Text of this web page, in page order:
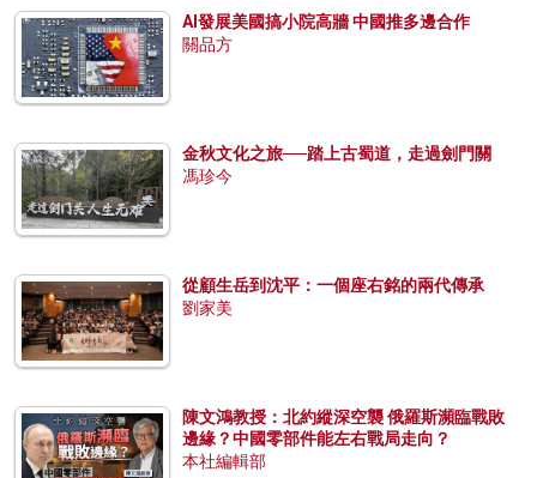
AI發展美國搞小院高牆 中國推多邊合作
關品方
金秋文化之旅──踏上古蜀道，走過劍門關
馮珍今
從顧生岳到沈平：一個座右銘的兩代傳承
劉家美
陳文鴻教授：北約縱深空襲 俄羅斯瀕臨戰敗
邊緣？中國零部件能左右戰局走向？
本社編輯部